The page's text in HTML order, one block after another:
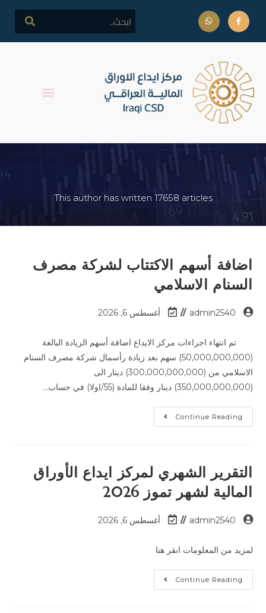
This author has written 17658 articles
اضافة أسهم الاكتتاب لشركة مصرف
السنام الاسلامي
admin2540 أغسطس 6, 2026
تم انتهاء اجراءات مركز الايداع اضافة أسهم الزيادة البالغة
(50,000,000,000) سهم بعد زيادة رأسمال شركة مصرف السنام
الاسلامي من (300,000,000,000) دينار الى
(350,000,000,000) دينار وفقا للمادة (55/اولا) في حساب…
Continue Reading
التقرير الشهري لمركز ايداع الأوراق
المالية لشهر تموز 2026
admin2540 أغسطس 6, 2026
لمزيد من المعلومات انقر هنا
Continue Reading